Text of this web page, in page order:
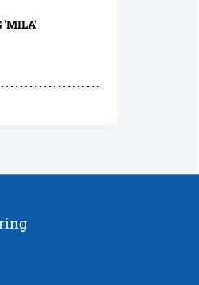
LAKTOSEFREIE BUTTER 125G 'MILA'